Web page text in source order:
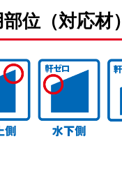
位（対応材）